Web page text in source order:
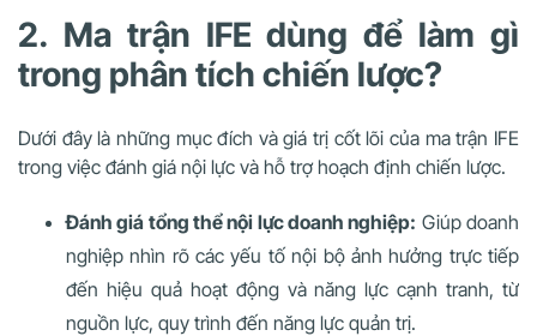
2. Ma trận IFE dùng để làm gì
trong phân tích chiến lược?
Dưới đây là những mục đích và giá trị cốt lõi của ma trận IFE
trong việc đánh giá nội lực và hỗ trợ hoạch định chiến lược.
Đánh giá tổng thể nội lực doanh nghiệp: Giúp doanh
nghiệp nhìn rõ các yếu tố nội bộ ảnh hưởng trực tiếp
đến hiệu quả hoạt động và năng lực cạnh tranh, từ
nguồn lực, quy trình đến năng lực quản trị.